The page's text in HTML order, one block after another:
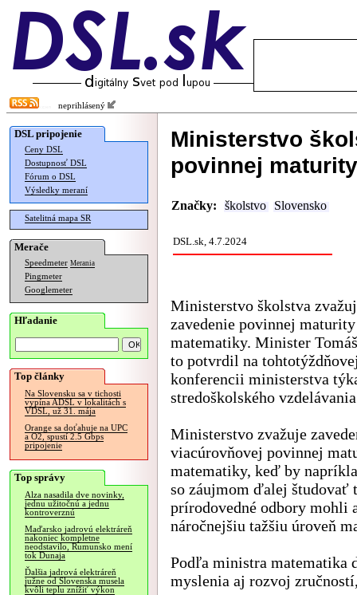
neprihlásený
DSL pripojenie
Ceny DSL
Dostupnosť DSL
Fórum o DSL
Výsledky meraní
Satelitná mapa SR
Merače
Speedmeter Merania
Pingmeter
Googlemeter
Hľadanie
Top články
Na Slovensku sa v tichosti
vypína ADSL v lokalitách s
VDSL, už 31. mája
Orange sa doťahuje na UPC
a O2, spustí 2.5 Gbps
pripojenie
Top správy
Alza nasadila dve novinky,
jednu užitočnú a jednu
kontroverznú
Maďarsko jadrovú elektráreň
nakoniec kompletne
neodstavilo, Rumunsko mení
tok Dunaja
Ďalšia jadrová elektráreň
južne od Slovenska musela
kvôli teplu znížiť výkon
Ministerstvo
povinnej
Značky: školstvo Slovensko
DSL.sk, 4.7.2024
Ministerstvo školstva
zavedenie povinnej
matematiky. Minister
to potvrdil na
konferencii ministerstva
stredoškolského
Ministerstvo zvažuje
viacúrovňovej povinnej
matematiky, keď by
so záujmom ďalej študovať
prírodovedné odbory mohli
náročnejšiu tažšiu úroveň
Podľa ministra matematika
myslenia aj rozvoj